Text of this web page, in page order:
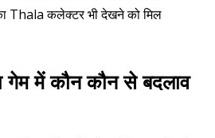
Thala कलेक्टर भी देखने को मिल
गेम में कौन कौन से बदलाव